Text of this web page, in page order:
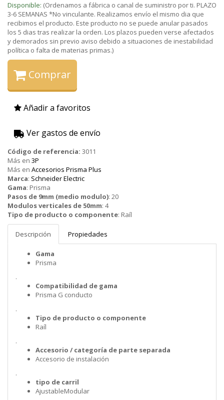
Disponible: (Ordenamos a fábrica o canal de suministro por ti. PLAZO
3-6 SEMANAS *No vinculante. Realizamos envío el mismo dia que
recibimos el producto. Este producto no se puede anular pasados
los 5 dias tras realizar la orden. Los plazos pueden verse afectados
y demorados sin previo aviso debido a situaciones de inestabilidad
política o falta de materias primas.)
Comprar
Añadir a favoritos
Ver gastos de envío
Código de referencia: 3011
Más en 3P
Más en Accesorios Prisma Plus
Marca: Schneider Electric
Gama: Prisma
Pasos de 9mm (medio modulo): 20
Modulos verticales de 50mm: 4
Tipo de producto o componente: Raíl
Descripción Propiedades
Gama
Prisma
.
Compatibilidad de gama
Prisma G conducto
.
Tipo de producto o componente
Raíl
.
Accesorio / categoría de parte separada
Accesorio de instalación
.
tipo de carril
AjustableModular